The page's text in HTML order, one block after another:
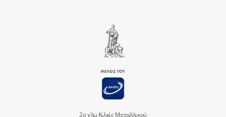
2ο χλμ Κιλκίς Μεταλλικού